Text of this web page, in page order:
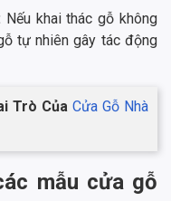
Nếu khai thác gỗ không
tự nhiên gây tác động
Trò Của Cửa Gỗ Nhà
mẫu cửa gỗ